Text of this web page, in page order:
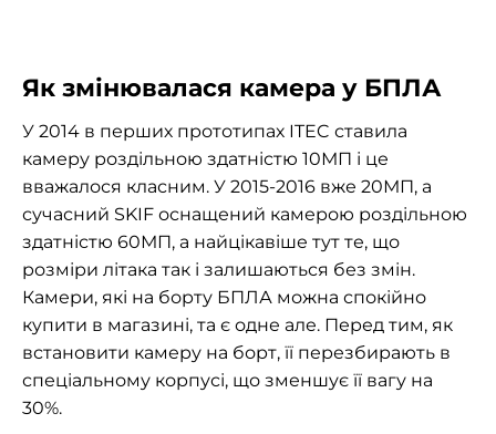
Як змінювалася камера у БПЛА
У 2014 в перших прототипах ITEC ставила
камеру роздільною здатністю 10МП і це
вважалося класним. У 2015-2016 вже 20МП, а
сучасний SKIF оснащений камерою роздільною
здатністю 60МП, а найцікавіше тут те, що
розміри літака так і залишаються без змін.
Камери, які на борту БПЛА можна спокійно
купити в магазині, та є одне але. Перед тим, як
встановити камеру на борт, її перезбирають в
спеціальному корпусі, що зменшує її вагу на
30%.